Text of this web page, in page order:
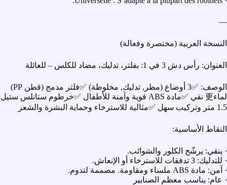
—
النسخة العربية (مختصرة وفعالة)
العنوان: رأس دش 3 في 1: بفلتر، تدليك، مضاد للكلس – للعائلة
الوصف: ✅3 أوضاع (مطر, تدليك, مخلوطة) ✅فلتر مدمج (قطن PP)
لماء更 نقي ✅مادة ABS قوية وآمنة للأطفال ✅خرطوم ستانلس ستيل
1.5 متر وتركيب سهل ✅مثالية للاسترخاء وحماية البشرة والشعر
النقاط الأساسية:
· ينقي: يرشّح الكلور والشوائب.
· للتدليك: 3 تدفقات للاسترخاء أو الإنعاش.
· آمن: مادة ABS ملساء ومقاومة. مصممة لتدوم.
· عام: يناسب معظم الصنابير